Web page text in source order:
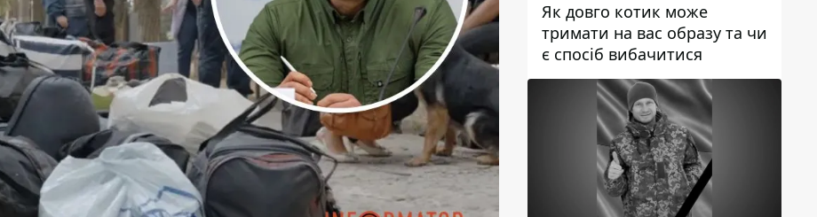
Як довго котик може
тримати на вас образу та чи
є спосіб вибачитися